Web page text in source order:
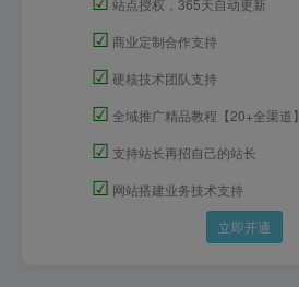
站点授权，365天自动更新
☑ 商业定制合作支持
☑ 硬核技术团队支持
☑ 全域推广精品教程【20+全渠道】
☑ 支持站长再招自己的站长
☑ 网站搭建业务技术支持
立即开通